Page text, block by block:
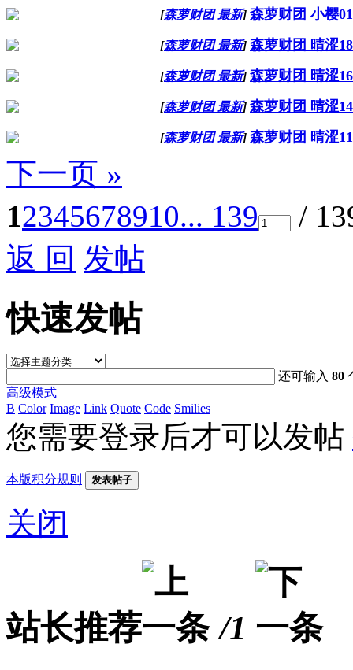
[森萝财团 最新] 森萝财团 小樱
[森萝财团 最新] 森萝财团 晴涩
[森萝财团 最新] 森萝财团 晴涩
[森萝财团 最新] 森萝财团 晴涩
[森萝财团 最新] 森萝财团 晴涩
下一页 »
12345678910... 139
/
返 回 发帖
快速发帖
还可输入80
高级模式
B Color Image Link Quote Code Smilies
您需要登录后才可以发帖
本版积分规则 发表帖子
关闭
站长推荐 /1